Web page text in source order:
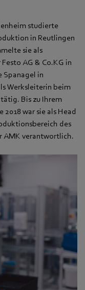
studierte
in Reutlingen
sie als
AG & Co.KG in
Spanagel in
Werksleiterin beim
Bis zu Ihrem
war sie als Head
des
AMK verantwortlich.